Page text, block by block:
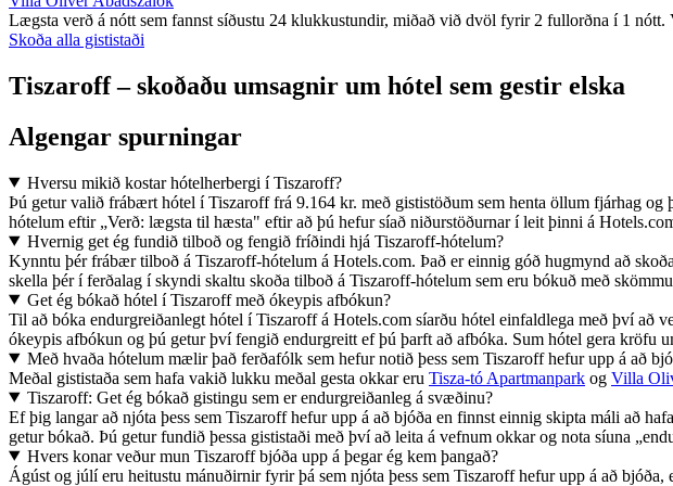
Lægsta verð á nótt sem fannst síðustu 24 klukkustundir, miðað við dvöl fyrir 2 fullorðna í 1 nótt.
Skoða alla gististaði
Tiszaroff – skoðaðu umsagnir um hótel sem gestir elska
Algengar spurningar
Hversu mikið kostar hótelherbergi í Tiszaroff?
Þú getur valið frábært hótel í Tiszaroff frá 9.164 kr. með gististöðum sem henta öllum fjárhag og
hótelum eftir „Verð: lægsta til hæsta" eftir að þú hefur síað niðurstöðurnar í leit þinni á
Hvernig get ég fundið tilboð og fengið fríðindi hjá Tiszaroff-hótelum?
Kynntu þér frábær tilboð á Tiszaroff-hótelum á Hotels.com. Það er einnig góð hugmynd að
skella þér í ferðalag í skyndi skaltu skoða tilboð á Tiszaroff-hótelum sem eru bókuð með
Get ég bókað hótel í Tiszaroff með ókeypis afbókun?
Til að bóka endurgreiðanlegt hótel í Tiszaroff á Hotels.com síarðu hótel einfaldlega með því
ókeypis afbókun og þú getur því fengið endurgreitt ef þú þarft að afbóka. Sum hótel gera
Með hvaða hótelum mælir það ferðafólk sem hefur notið þess sem Tiszaroff hefur upp á að
Meðal gististaða sem hafa vakið lukku meðal gesta okkar eru Tisza-tó Apartmanpark og Villa
Tiszaroff: Get ég bókað gistingu sem er endurgreiðanleg á svæðinu?
Ef þig langar að njóta þess sem Tiszaroff hefur upp á að bjóða en finnst einnig skipta máli að
getur bókað. Þú getur fundið þessa gististaði með því að leita á vefnum okkar og nota síuna
Hvers konar veður mun Tiszaroff bjóða upp á þegar ég kem þangað?
Ágúst og júlí eru heitustu mánuðirnir fyrir þá sem njóta þess sem Tiszaroff hefur upp á að